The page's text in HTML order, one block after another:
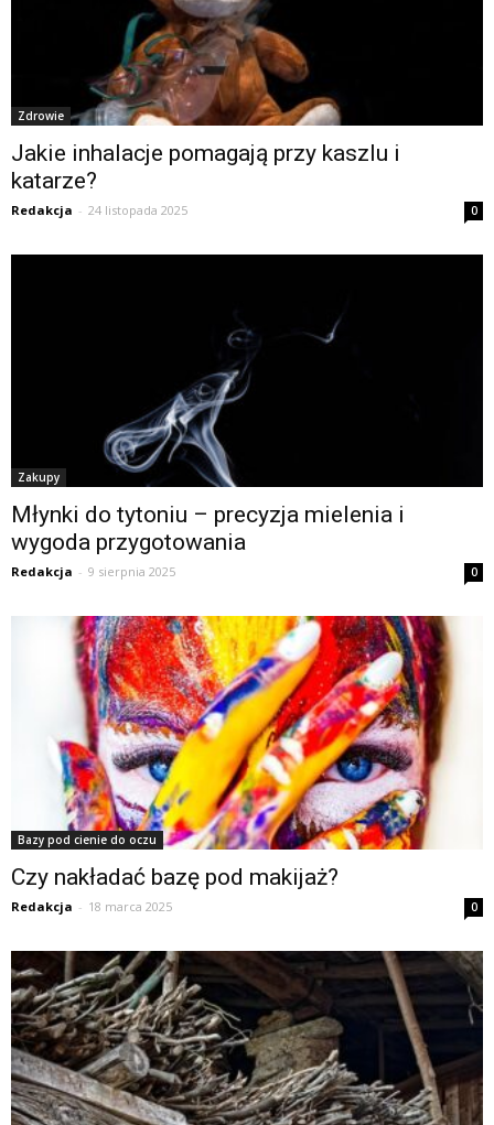
Zdrowie
Jakie inhalacje pomagają przy kaszlu i
katarze?
Redakcja - 24 listopada 2025 0
Zakupy
Młynki do tytoniu – precyzja mielenia i
wygoda przygotowania
Redakcja - 9 sierpnia 2025 0
Bazy pod cienie do oczu
Czy nakładać bazę pod makijaż?
Redakcja - 18 marca 2025 0